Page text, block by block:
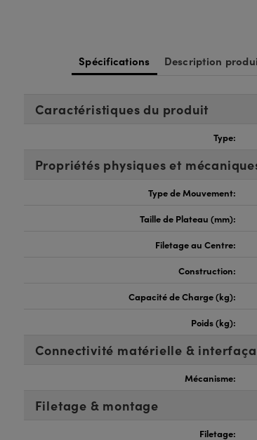
Spécifications Description
Caractéristiques du produit
Type:
Propriétés physiques et
Type de Mouvement:
Taille de Plateau (mm):
Filetage au Centre:
Construction:
Capacité de Charge (kg):
Poids (kg):
Connectivité matérielle &
Mécanisme:
Filetage & montage
Filetage: